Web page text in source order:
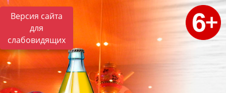
Версия сайта
для
слабовидящих